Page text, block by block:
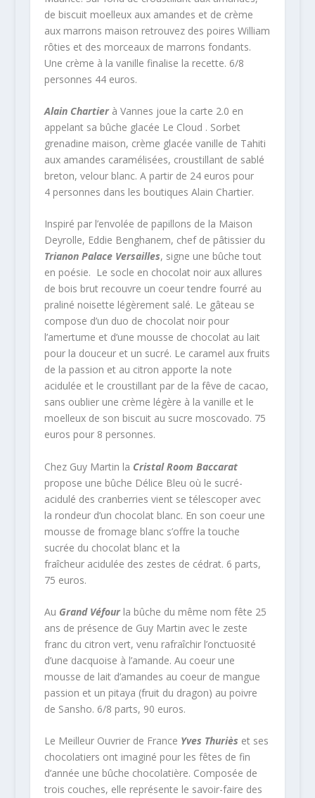
de biscuit moelleux aux amandes et de crème
aux marrons maison retrouvez des poires William
rôties et des morceaux de marrons fondants.
Une crème à la vanille finalise la recette. 6/8
personnes 44 euros.
Alain Chartierà Vannes joue la carte 2.0 en
appelant sa bûche glacée Le Cloud . Sorbet
grenadine maison, crème glacée vanille de Tahiti
aux amandes caramélisées, croustillant de sablé
breton, velour blanc. A partir de 24 euros pour
4 personnes dans les boutiques Alain Chartier.
Inspiré par l’envolée de papillons de la Maison
Deyrolle, Eddie Benghanem, chef de pâtissier du
Trianon Palace Versailles, signe une bûche tout
en poésie. Le socle en chocolat noir aux allures
de bois brut recouvre un coeur tendre fourré au
praliné noisette légèrement salé. Le gâteau se
compose d’un duo de chocolat noir pour
l’amertume et d’une mousse de chocolat au lait
pour la douceur et un sucré. Le caramel aux fruits
de la passion et au citron apporte la note
acidulée et le croustillant par de la fêve de cacao,
sans oublier une crème légère à la vanille et le
moelleux de son biscuit au sucre moscovado. 75
euros pour 8 personnes.
Chez Guy Martin la Cristal Room Baccarat
propose une bûche Délice Bleu où le sucré-
acidulé des cranberries vient se télescoper avec
la rondeur d’un chocolat blanc. En son coeur une
mousse de fromage blanc s’offre la touche
sucrée du chocolat blanc et la
fraîcheur acidulée des zestes de cédrat. 6 parts,
75 euros.
Au Grand Véfourla bûche du même nom fête 25
ans de présence de Guy Martin avec le zeste
franc du citron vert, venu rafraîchir l’onctuosité
d’une dacquoise à l’amande. Au coeur une
mousse de lait d’amandes au coeur de mangue
passion et un pitaya (fruit du dragon) au poivre
de Sansho. 6/8 parts, 90 euros.
Le Meilleur Ouvrier de France Yves Thuriès et ses
chocolatiers ont imaginé pour les fêtes de fin
d’année une bûche chocolatière. Composée de
trois couches, elle représente le savoir-faire des